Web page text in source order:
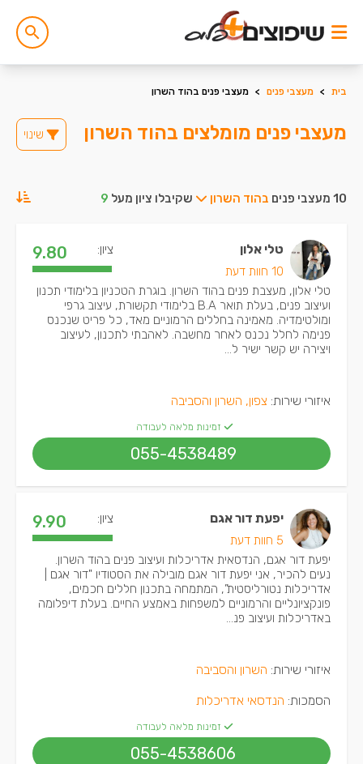
בית > מעצבי פנים > מעצבי פנים בהוד השרון
מעצבי פנים מומלצים בהוד השרון שינוי
10 מעצבי פנים בהוד השרון שקיבלו ציון מעל 9
טלי אלון
10 חוות דעת
ציון: 9.80
טלי אלון, מעצבת פנים בהוד השרון. בוגרת הטכניון בלימודי תכנון
ועיצוב פנים, בעלת תואר B.A בלימודי תקשורת, עיצוב גרפי
ומולטימדיה. מאמינה בחללים הרמוניים מאד, כל פריט שנכנס
פנימה לחלל נכנס לאחר מחשבה. לאהבתי לתכנון, לעיצוב
ויצירה יש קשר ישיר ל...
איזורי שירות: צפון, השרון והסביבה
זמינות מלאה לעבודה
055-4538489
יפעת דור אגם
5 חוות דעת
ציון: 9.90
יפעת דור אגם, הנדסאית אדריכלות ועיצוב פנים בהוד השרון.
נעים להכיר, אני יפעת דור אגם מובילה את הסטודיו "דור אגם |
אדריכלות נטורליסטית”, המתמחה בתכנון חללים חכמים,
פונקציונליים והרמוניים למשפחות באמצע החיים. בעלת דיפלומה
באדריכלות ועיצוב פנ...
איזורי שירות: השרון והסביבה
הסמכות: הנדסאי אדריכלות
זמינות מלאה לעבודה
055-4538606